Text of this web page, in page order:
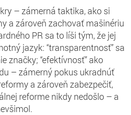
– zámerná taktika, ako si
a zároveň zachovať mašinériu
PR sa to líši tým, že jej
jazyk: “transparentnosť” sa
značky; “efektívnosť” ako
– zámerný pokus ukradnúť
a zároveň zabezpečiť,
reforme nikdy nedošlo – a